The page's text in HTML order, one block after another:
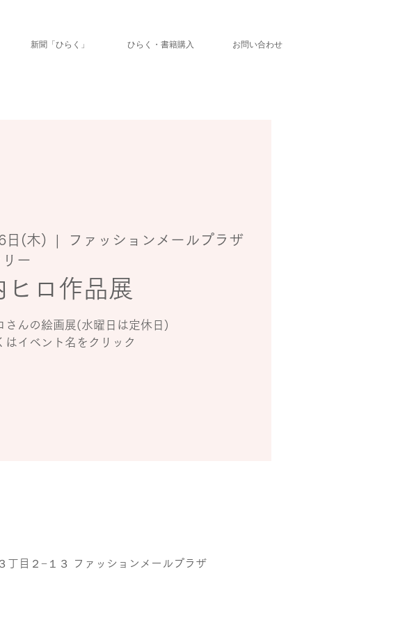
新聞「ひらく」 ひらく・書籍購入 お問い合わせ
日(木)
ファッションメールプラザ
ー
ヒロ作品展
さんの絵画展(水曜日は定休日)
イベント名をクリック
丁目２−１３ ファッションメールプラザ